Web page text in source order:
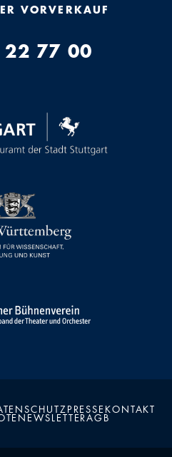
VORVERKAUF
77 00
PRESSE KONTAKT
NEWSLETTERAGB